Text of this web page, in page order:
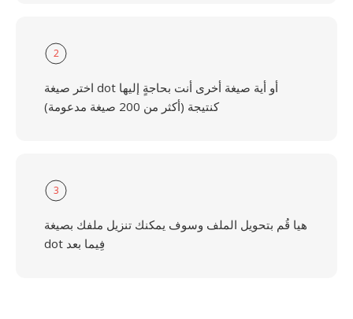
2
اختر صيغة dot أو أية صيغة أخرى أنت بحاجةٍ إليها
كنتيجة (أكثر من 200 صيغة مدعومة)
3
هيا قُم بتحويل الملف وسوف يمكنك تنزيل ملفك بصيغة
dot فِيما بعد